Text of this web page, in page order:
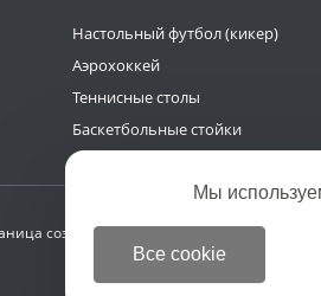
Настольный футбол (кикер)
Аэрохоккей
Теннисные столы
Баскетбольные стойки
создана за 0.280 с | БД 0.222 с (new
Мы
Все cookie